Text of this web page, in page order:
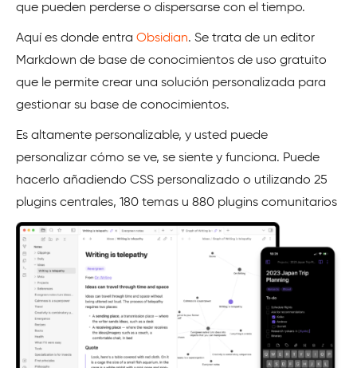
que pueden perderse o dispersarse con el tiempo.
Aquí es donde entra Obsidian. Se trata de un editor
Markdown de base de conocimientos de uso gratuito
que le permite crear una solución personalizada para
gestionar su base de conocimientos.
Es altamente personalizable, y usted puede
personalizar cómo se ve, se siente y funciona. Puede
hacerlo añadiendo CSS personalizado o utilizando 25
plugins centrales, 180 temas u 880 plugins comunitarios